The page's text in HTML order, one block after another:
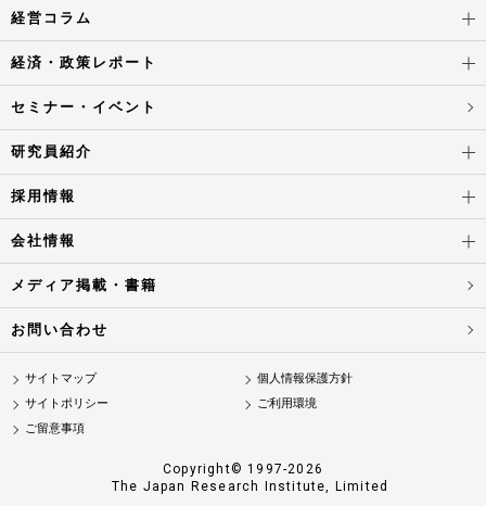
経営コラム
経済・政策レポート
セミナー・イベント
研究員紹介
採用情報
会社情報
メディア掲載・書籍
お問い合わせ
サイトマップ
個人情報保護方針
サイトポリシー
ご利用環境
ご留意事項
Copyright© 1997-2026
The Japan Research Institute, Limited